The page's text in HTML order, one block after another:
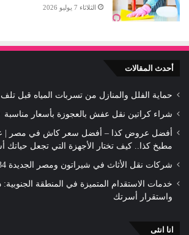
الثلاثاء 7 يوليو 2026
أحدث المقالات
حماية الفلل والمنازل من تسربات المياه قبل
شراء كراتين نقل عفش بالعجوزة بأسعار مناسبة 01101577900
أفضل عروض كذا – أفضل سعر كاش في مصر |
مطبخ كذا.. كيف تختار الأجهزة التي تجعل حياتك
شركات نقل الأثاث في شيراتون ومصر الجديدة 01091543734
خدمات الاستقدام المتميزة في المنطقة
واستقرار أسرتك
انا انثى